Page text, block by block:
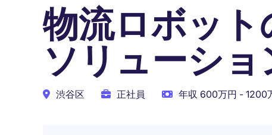
物流ロボット
ソリューショ
渋谷区 正社員 年収 600万円 - 1200